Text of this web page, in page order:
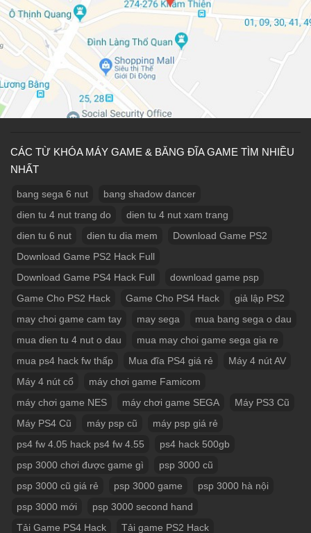
CÁC TỪ KHÓA MÁY GAME & BĂNG ĐĨA GAME TÌM NHIỀU
NHẤT
bang sega 6 nut
bang shadow dancer
dien tu 4 nut trang do
dien tu 4 nut xam trang
dien tu 6 nut
dien tu dia mem
Download Game PS2
Download Game PS2 Hack Full
Download Game PS4 Hack Full
download game psp
Game Cho PS2 Hack
Game Cho PS4 Hack
giả lập PS2
may choi game cam tay
may sega
mua bang sega o dau
mua dien tu 4 nut o dau
mua may choi game sega gia re
mua ps4 hack fw thấp
Mua đĩa PS4 giá rẻ
Máy 4 nút AV
Máy 4 nút cổ
máy chơi game Famicom
máy chơi game NES
máy chơi game SEGA
Máy PS3 Cũ
Máy PS4 Cũ
máy psp cũ
máy psp giá rẻ
ps4 fw 4.05 hack ps4 fw 4.55
ps4 hack 500gb
psp 3000 chơi được game gì
psp 3000 cũ
psp 3000 cũ giá rẻ
psp 3000 game
psp 3000 hà nội
psp 3000 mới
psp 3000 second hand
Tải Game PS4 Hack
Tải game PS2 Hack